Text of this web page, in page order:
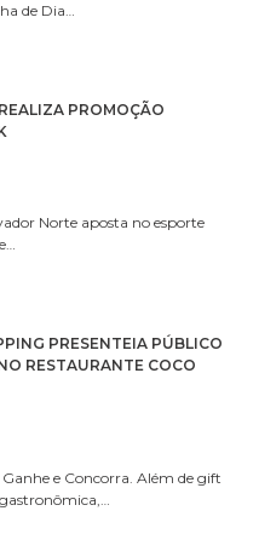
de Dia…
PROMOÇÃO
Norte aposta no esporte
PRESENTEIA PÚBLICO
RESTAURANTE COCO
e Concorra. Além de gift